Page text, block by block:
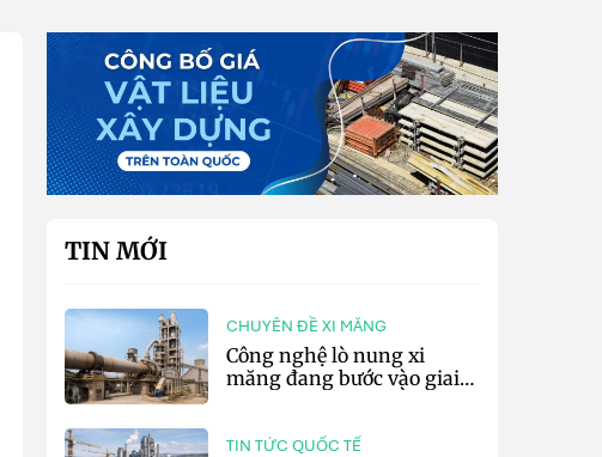
TIN MỚI
CHUYÊN ĐỀ XI MĂNG
Công nghệ lò nung xi
măng đang bước vào giai
TIN TỨC QUỐC TẾ